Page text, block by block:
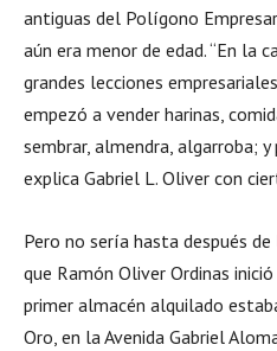
antiguas del Polígono
aún era menor de edad. “En la
grandes lecciones
empezó a vender harinas,
sembrar, almendra, algarroba; y
explica Gabriel L. Oliver con
Pero no sería hasta después
que Ramón Oliver Ordinas
primer almacén alquilado
Oro, en la Avenida Gabriel